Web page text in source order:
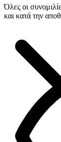
Όλες οι
και κατά την